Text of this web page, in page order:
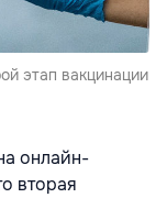
этап вакцинации
онлайн-
вторая